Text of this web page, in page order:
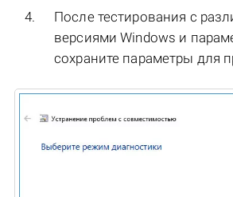
После тестирования c
версиями Windows и
сохраните параметры для